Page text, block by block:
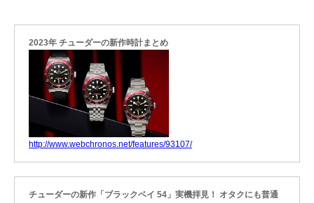
2023年 チューダーの新作時計まとめ
http://www.webchronos.net/features/93107/
チューダーの新作「ブラックベイ 54」実機拝見！ オタクにも普通